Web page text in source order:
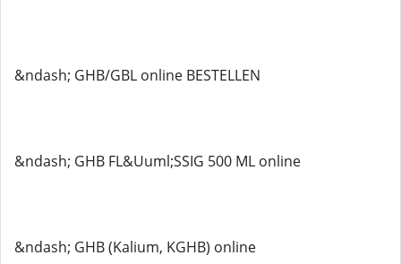
&ndash; GHB/GBL online BESTELLEN
&ndash; GHB FL&Uuml;SSIG 500 ML online
&ndash; GHB (Kalium, KGHB) online